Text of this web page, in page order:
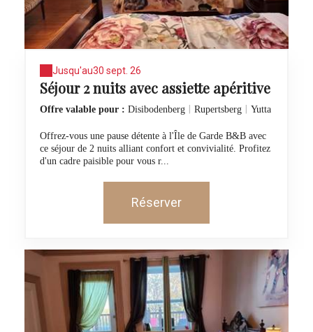
Jusqu'au30 sept. 26
Séjour 2 nuits avec assiette apéritive
Offre valable pour : Disibodenberg Rupertsberg Yutta
Offrez-vous une pause détente à l'Île de Garde B&B avec
ce séjour de 2 nuits alliant confort et convivialité. Profitez
d'un cadre paisible pour vous r...
Réserver